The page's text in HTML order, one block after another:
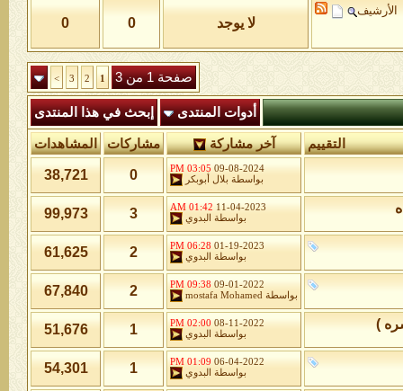
الأرشيف
لا يوجد 0
0
صفحة 1 من 3 1
2
3
>
أدوات المنتدى إبحث في هذا المنتدى
التقييم آخر مشاركة مشاركات المشاهدات
09-08-2024
03:05 PM
بواسطة بلال أبوبكر 0
38,721
11-04-2023
01:42 AM
بواسطة
البدوي 3
99,973
01-19-2023
06:28 PM
بواسطة
البدوي 2
61,625
09-01-2022
09:38 PM
بواسطة mostafa Mohamed
2
67,840
)
08-11-2022
02:00 PM
بواسطة
البدوي 1
51,676
06-04-2022
01:09 PM
بواسطة
البدوي 1
54,301